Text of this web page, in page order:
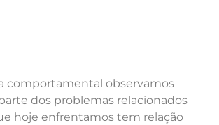
comportamental observamos
dos problemas relacionados
hoje enfrentamos tem relação